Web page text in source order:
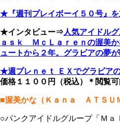
★『週刊プレイボーイ５０号』
★インタビュー⇒人気アイドル
ａｓｋ ＭｃＬａｒｅｎの渥美
ュートから２年。グラビアの夢が
★週プレｎｅｔ ＥＸでグラビア
価格１１００円（税込）＊閲覧
■渥美かな（Ｋａｎａ ＡＴＳＵ
○パンクアイドルグループ「Ｍ